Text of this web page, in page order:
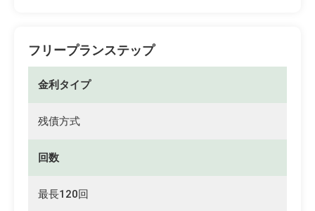
フリープランステップ
金利タイプ
残債方式
回数
最長120回